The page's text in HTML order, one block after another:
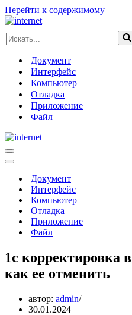
Перейти к содержимому
Искать...
Документ
Интерфейс
Компьютер
Отладка
Приложение
Файл
Меню
навигации
Меню
навигацииДокумент
Интерфейс
Компьютер
Отладка
Приложение
Файл
1с корректировка
как ее отменить
автор: admin
30.01.2024